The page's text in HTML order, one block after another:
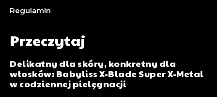
Regulamin
Przeczytaj
Delikatny dla skóry, konkretny dla
włosków: Babyliss X-Blade Super X-Metal
w codziennej pielęgnacji